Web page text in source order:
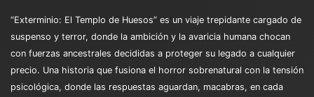
“Exterminio: El Templo de Huesos” es un viaje trepidante cargado de
suspenso y terror, donde la ambición y la avaricia humana chocan
con fuerzas ancestrales decididas a proteger su legado a cualquier
precio. Una historia que fusiona el horror sobrenatural con la tensión
psicológica, donde las respuestas aguardan, macabras, en cada